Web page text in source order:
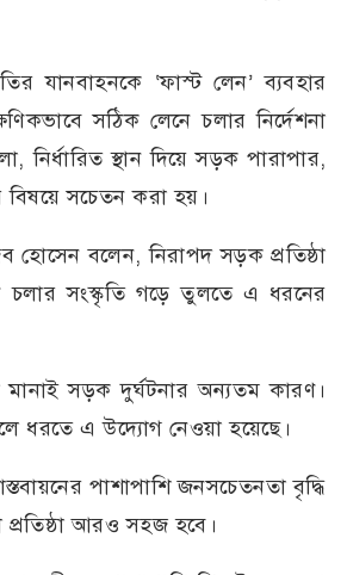
যানবাহনকে ‘ফাস্ট লেন’ ব্যবহার
সঠিক লেনে চলার নির্দেশনা
স্থান দিয়ে সড়ক পারাপার,
বিষয়ে সচেতন করা হয়।
বলেন, নিরাপদ সড়ক প্রতিষ্ঠা
চলার সংস্কৃতি গড়ে তুলতে এ ধরনের
সড়ক দুর্ঘটনার অন্যতম কারণ।
ধরতে এ উদ্যোগ নেওয়া হয়েছে।
পাশাপাশি জনসচেতনতা বৃদ্ধি
আরও সহজ হবে।